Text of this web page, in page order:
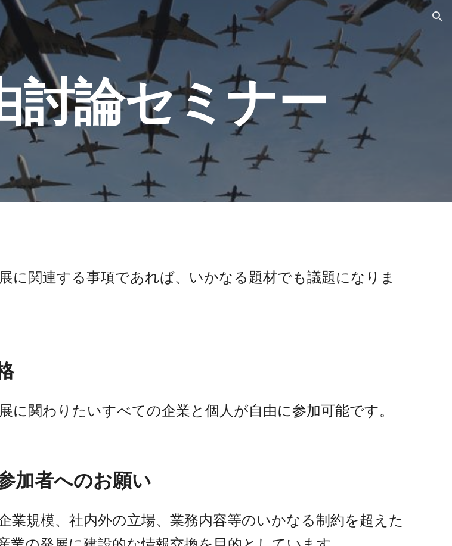
Skip to navigation
討論セミナー
に関連する事項であれば、いかなる題材でも議題になりま
に関わりたいすべての企業と個人が自由に参加可能です。
加者へのお願い
業規模、社内外の立場、業務内容等のいかなる制約を超えた